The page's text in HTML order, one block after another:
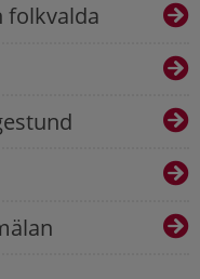
folkvalda